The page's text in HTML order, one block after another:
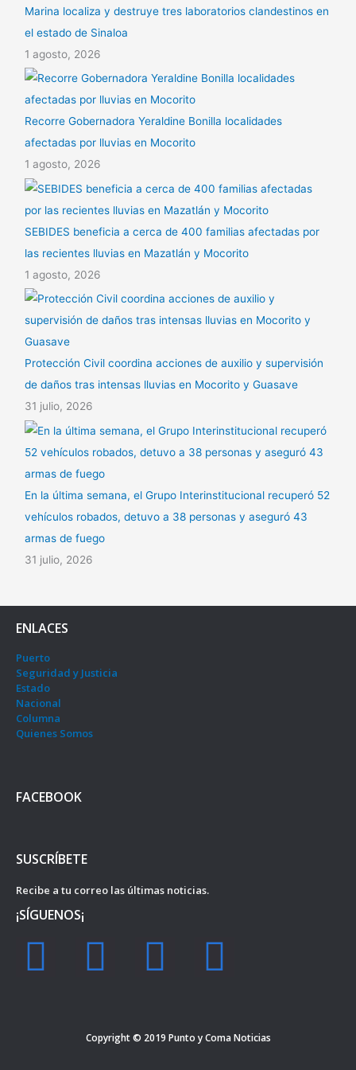
Marina localiza y destruye tres laboratorios clandestinos en
el estado de Sinaloa
1 agosto, 2026
Recorre Gobernadora Yeraldine Bonilla localidades
afectadas por lluvias en Mocorito
1 agosto, 2026
SEBIDES beneficia a cerca de 400 familias afectadas por
las recientes lluvias en Mazatlán y Mocorito
1 agosto, 2026
Protección Civil coordina acciones de auxilio y supervisión
de daños tras intensas lluvias en Mocorito y Guasave
31 julio, 2026
En la última semana, el Grupo Interinstitucional recuperó 52
vehículos robados, detuvo a 38 personas y aseguró 43
armas de fuego
31 julio, 2026
ENLACES
Puerto
Seguridad y Justicia
Estado
Nacional
Columna
Quienes Somos
FACEBOOK
SUSCRÍBETE
Recibe a tu correo las últimas noticias.
¡SÍGUENOS¡
F
I
s
Y
u
T
i
Copyright © 2019 Punto y Coma Noticias